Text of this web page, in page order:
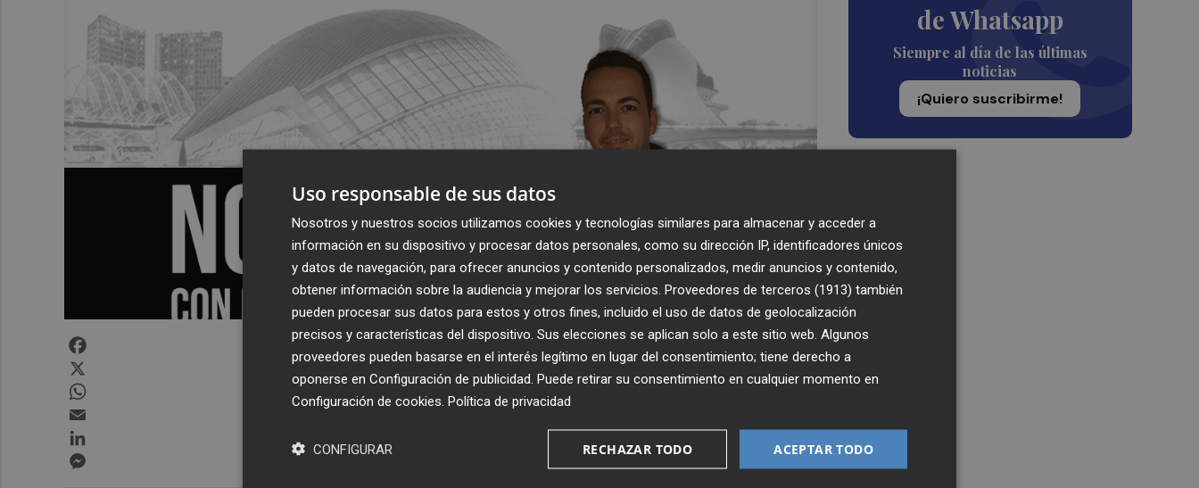
de Whatsapp
Siempre al día de las últimas
noticias
¡Quiero suscribirme!
Uso responsable de sus datos
Nosotros y nuestros socios utilizamos cookies y tecnologías similares para almacenar y acceder a
información en su dispositivo y procesar datos personales, como su dirección IP, identificadores únicos
y datos de navegación, para ofrecer anuncios y contenido personalizados, medir anuncios y contenido,
obtener información sobre la audiencia y mejorar los servicios. Proveedores de terceros (1913) también
pueden procesar sus datos para estos y otros fines, incluido el uso de datos de geolocalización
precisos y características del dispositivo. Sus elecciones se aplican solo a este sitio web. Algunos
proveedores pueden basarse en el interés legítimo en lugar del consentimiento; tiene derecho a
oponerse en Configuración de publicidad . Puede retirar su consentimiento en cualquier momento en
Configuración de cookies Política de privacidad
ACEPTAR TODO
RECHAZAR TODO
CONFIGURAR